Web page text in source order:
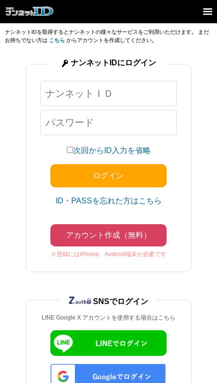
ナンネットIDを取得するとナンネットの様々なサービスをご利用いただけます。 まだ
お持ちでない方は こちら からアカウントを作成してください。
次回からID入力を省略
ID・PASSを忘れた方はこちら
アカウント作成（無料）
※登録にはiPhone、Android端末が必要です
ナンネットIDにログイン
LINE Google X アカウントを使用する場合はこちら
SNSでログイン